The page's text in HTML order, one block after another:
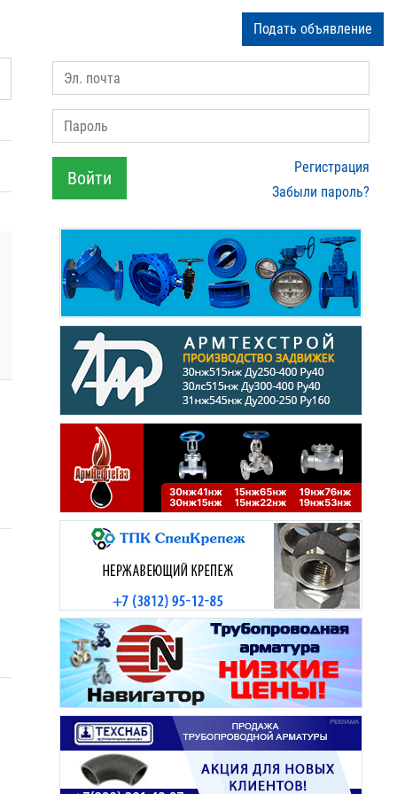
Подать объявление
Эл. почта
Пароль
Войти
Регистрация
Забыли пароль?